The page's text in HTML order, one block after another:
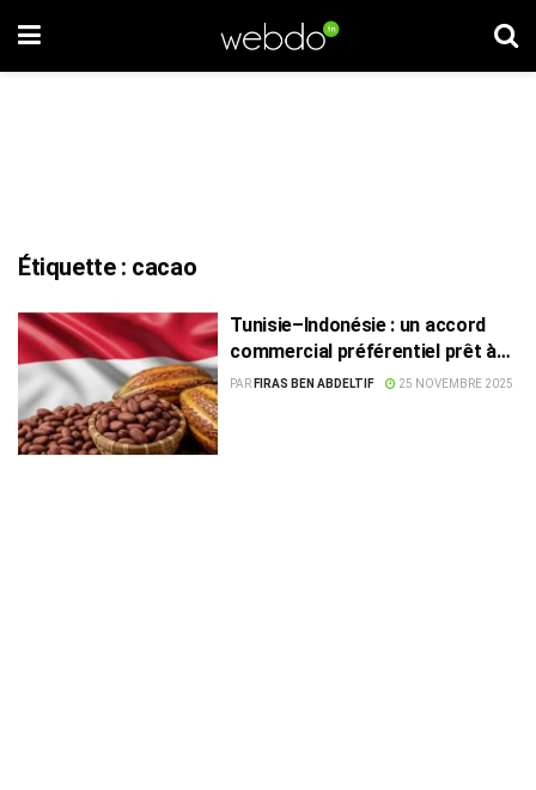
Étiquette : cacao
Tunisie–Indonésie : un accord
commercial préférentiel prêt à
être signé
PAR FIRAS BEN ABDELTIF 25 NOVEMBRE 2025